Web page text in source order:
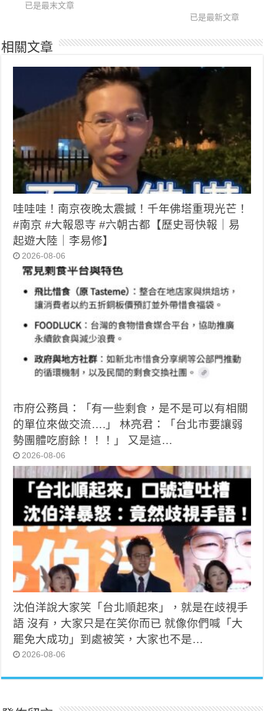
已是最末文章
已是最新文章
相關文章
哇哇哇！南京夜晚太震撼！千年佛塔重現光芒！
#南京 #大報恩寺 #六朝古都【歷史哥快報｜易
起遊大陸｜李易修】
2026-08-06
市府公務員：「有一些剩食，是不是可以有相關
的單位來做交流….」 林亮君：「台北市要讓弱
勢團體吃廚餘！！！」 又是這…
2026-08-06
沈伯洋說大家笑「台北順起來」，就是在歧視手
語 沒有，大家只是在笑你而已 就像你們喊「大
罷免大成功」到處被笑，大家也不是…
2026-08-06